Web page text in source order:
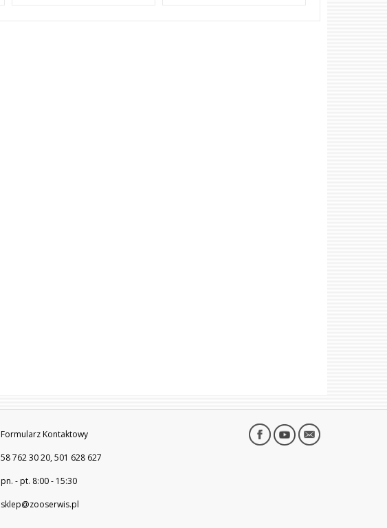
Formularz Kontaktowy
58 762 30 20, 501 628 627
pn. - pt. 8:00 - 15:30
sklep@zooserwis.pl